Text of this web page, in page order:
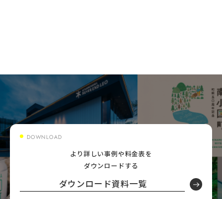
DOWNLOAD
より詳しい事例や料金表を
ダウンロードする
ダウンロード資料一覧